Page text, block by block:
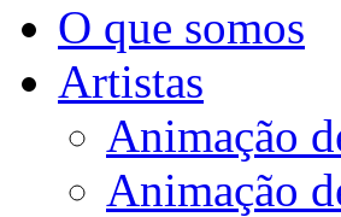
O que somos
Artistas
Animação
Animação